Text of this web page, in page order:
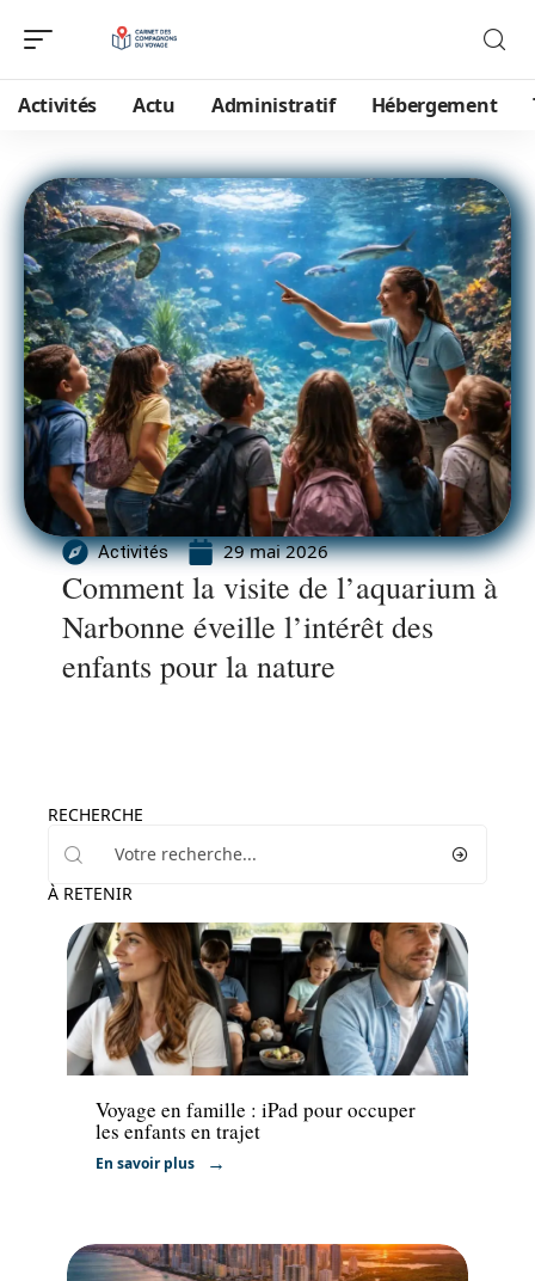
Activités Actu Administratif Hébergement
Activités 29 mai 2026
Comment la visite de l’aquarium à
Narbonne éveille l’intérêt des
enfants pour la nature
RECHERCHE
À RETENIR
Voyage
Voyage en famille : iPad pour occuper
les enfants en trajet
En savoir plus